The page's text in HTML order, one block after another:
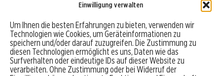
Einwilligung verwalten
Um Ihnen die besten Erfahrungen zu bieten, verwenden wir
Technologien wie Cookies, um Geräteinformationen zu
speichern und/oder darauf zuzugreifen. Die Zustimmung zu
diesen Technologien ermöglicht es uns, Daten wie das
Surfverhalten oder eindeutige IDs auf dieser Website zu
verarbeiten. Ohne Zustimmung oder bei Widerruf der
Robo-Advisor vergleichen
Depotvergleich